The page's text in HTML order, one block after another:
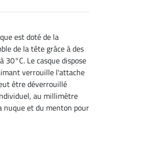
est doté de la
de la tête grâce à des
Le casque dispose
verrouille l'attache
être déverrouillé
au millimètre
nuque et du menton pour